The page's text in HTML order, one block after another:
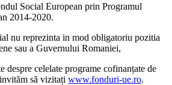
Social European prin Programul
2014-2020.
nu reprezinta in mod obligatoriu pozitia
sau a Guvernului Romaniei,
despre celelate programe cofinanțate de
să vizitați www.fonduri-ue.ro.